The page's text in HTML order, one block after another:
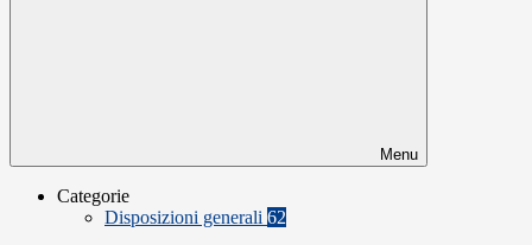
Menu
Categorie
Disposizioni generali 62